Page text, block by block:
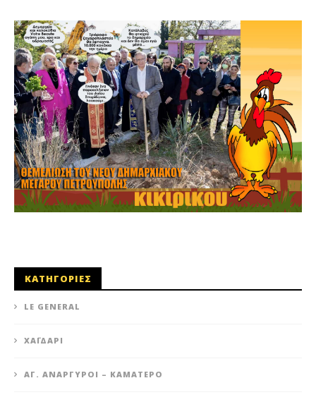
ΚΑΤΗΓΟΡΙΕΣ
LE GENERAL
XΑΪΔΆΡΙ
ΆΓ. ΑΝΆΡΓΥΡΟΙ – KΑΜΑΤΕΡΌ